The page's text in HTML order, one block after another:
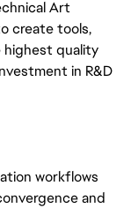
Art
create tools,
highest quality
in R&D
workflows
and